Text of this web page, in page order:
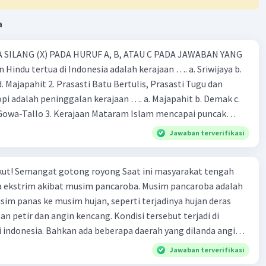
(X) PADA HURUF A, B, ATAU C PADA JAWABAN YANG
Hindu tertua di Indonesia adalah kerajaan …. a. Sriwijaya b.
Majapahit 2. Prasasti Batu Bertulis, Prasasti Tugu dan
adalah peninggalan kerajaan …. a. Majapahit b. Demak c.
Tallo 3. Kerajaan Mataram Islam mencapai puncak
pemerintahan …. a. Hayam Wuruk b. Sultan Agung c. Sultan
Sultan Hasanudin 4. Kerajaan Islam pertama di Indonesia
Islam, kecuali … a. Masjid Demak b. Menara Kudus c. Candi
Pesantren 6. Kerajaan Majapahit dikenal dengan kerajaan
a. Permaisuri yang cantik-cantik b. Angkatan darat yang
yang bijak d. Kekuatan maritim yang besar 7. Berikut ini yang
alam adalah …. a. Sungai b. Pelabuhan c. Danau d.
yang menjorok ke laut dinamakan …. a. Lembah b. Teluk c.
Jawaban terverifikasi
tengah
ekstrim akibat musim pancaroba. Musim pancaroba adalah
panas ke musim hujan, seperti terjadinya hujan deras
petir dan angin kencang. Kondisi tersebut terjadi di
Bahkan ada beberapa daerah yang dilanda angin
kejadian tersebut tidak menyebabkan jatuhnya
kerugian materi yang diderita cukup besar. Tindakan
Jawaban terverifikasi